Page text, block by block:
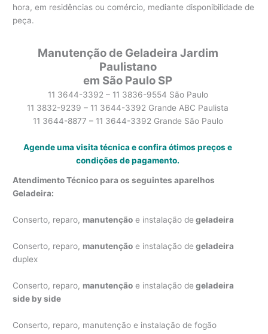
hora, em residências ou comércio, mediante disponibilidade de
peça.
Manutenção de Geladeira Jardim
Paulistano
em São Paulo SP
11 3644-3392 – 11 3836-9554 São Paulo
11 3832-9239 – 11 3644-3392 Grande ABC Paulista
11 3644-8877 – 11 3644-3392 Grande São Paulo
Agende uma visita técnica e confira ótimos preços e
condições de pagamento.
Atendimento Técnico para os seguintes aparelhos
Geladeira:
Conserto, reparo, manutenção e instalação de geladeira
Conserto, reparo, manutenção e instalação de geladeira
duplex
Conserto, reparo, manutenção e instalação de geladeira
side by side
Conserto, reparo, manutenção e instalação de fogão